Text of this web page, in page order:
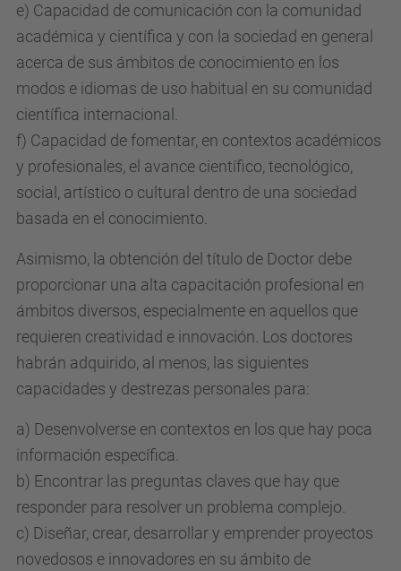
e) Capacidad de comunicación con la comunidad
académica y científica y con la sociedad en general
acerca de sus ámbitos de conocimiento en los
modos e idiomas de uso habitual en su comunidad
científica internacional.
f) Capacidad de fomentar, en contextos académicos
y profesionales, el avance científico, tecnológico,
social, artístico o cultural dentro de una sociedad
basada en el conocimiento.
Asimismo, la obtención del título de Doctor debe
proporcionar una alta capacitación profesional en
ámbitos diversos, especialmente en aquellos que
requieren creatividad e innovación. Los doctores
habrán adquirido, al menos, las siguientes
capacidades y destrezas personales para:
a) Desenvolverse en contextos en los que hay poca
información específica.
b) Encontrar las preguntas claves que hay que
responder para resolver un problema complejo.
c) Diseñar, crear, desarrollar y emprender proyectos
novedosos e innovadores en su ámbito de